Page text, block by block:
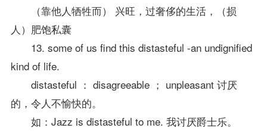
（靠他人牺牲而） 兴旺，过奢侈的生活，（损
人）肥饱私囊
13. some of us find this distasteful -an undignified
kind of life.
distasteful ： disagreeable ； unpleasant 讨厌
的，令人不愉快的。
如：Jazz is distasteful to me. 我讨厌爵士乐。